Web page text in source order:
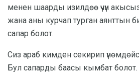
менен шаарды изилдөө үчүн
жана аны курчап турган аянттын
сапар болот.
Сиз араб кимден секирип
Бул сапарды баасы кымбат болот.